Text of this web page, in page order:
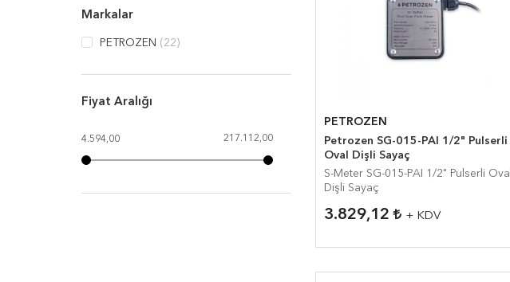
Markalar
PETROZEN (22)
Fiyat Aralığı
4.594,00 217.112,00
PETROZEN
Petrozen SG-015-PAI 1/2" Pulserli
Oval Dişli Sayaç
S-Meter SG-015-PAI 1/2" Pulserli Oval
Dişli Sayaç
3.829,12 + KDV